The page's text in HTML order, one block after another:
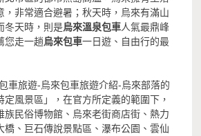
，非常適合避暑；秋天時，烏來有滿山
冬天時，則是烏來溫泉包車人氣最鼎峰
您走一趟烏來包車一日遊、自由行的最
車旅遊-烏來包車旅遊介紹-烏來部落的
定風景區」，在官方所定義的範圍下，
族民俗博物館、烏來老街商店街、熱力
橋、巨石傳說景點區、瀑布公園、雲仙